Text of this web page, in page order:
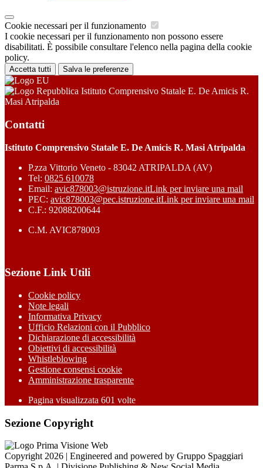
Cookie necessari per il funzionamento
I cookie necessari per il funzionamento non possono essere
disabilitati. È possibile consultare l'elenco nella pagina della cookie
policy.
Accetta tutti Salva le preferenze
Istituto Comprensivo Statale E. De Amicis R.
Masi Atripalda
Contatti
Istituto Comprensivo Statale E. De Amicis R. Masi Atripalda
P.zza Vittorio Veneto - 83042 ATRIPALDA (AV)
Tel: 0825 610078
Email: avic878003@istruzione.itLink per inviare una mail
PEC: avic878003@pec.istruzione.itLink per inviare una mail
C.F.: 92088200644
C.M. AVIC878003
Sezione Link Utili
Cookie policy
Note legali
Informativa Privacy
Ufficio Relazioni con il Pubblico
Dichiarazione di accessibilità
Obiettivi di accessibilità
Whistleblowing
Gestione consensi cookie
Amministrazione trasparente
Pagina visualizzata 601 volte
Sezione Copyright
Copyright 2026 | Engineered and powered by Gruppo Spaggiari